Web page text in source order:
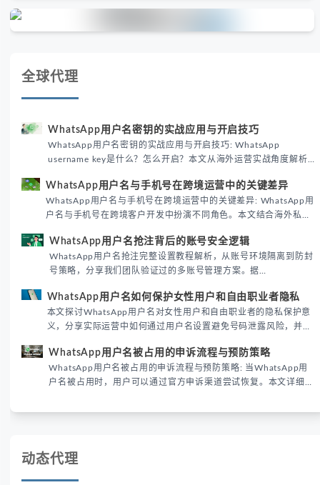
全球代理
WhatsApp用户名密钥的实战应用与开启技巧
WhatsApp用户名密钥的实战应用与开启技巧: WhatsApp
username key是什么？怎么开启？本文从海外运营实战角度解析
境团队高效触达目标客户。
WhatsApp用户名与手机号在跨境运营中的关键差异
WhatsApp用户名与手机号在跨境运营中的关键差异: WhatsApp用
户名与手机号在跨境客户开发中扮演不同角色。本文结合海外私域
际差异，帮助团队优化WhatsApp营销策略。
WhatsApp用户名抢注背后的账号安全逻辑
WhatsApp用户名抢注完整设置教程解析，从账号环境隔离到防封
号策略，分享我们团队验证过的多账号管理方案。据
性直接影响转化率。
WhatsApp用户名如何保护女性用户和自由职业者隐私
本文探讨WhatsApp用户名对女性用户和自由职业者的隐私保护意
义，分享实际运营中如何通过用户名设置避免号码泄露风险，并提
已成为全球数字沟通的首要考量。
WhatsApp用户名被占用的申诉流程与预防策略
WhatsApp用户名被占用的申诉流程与预防策略: 当WhatsApp用
户名被占用时，用户可以通过官方申诉渠道尝试恢复。本文详细解
账号安全。
动态代理